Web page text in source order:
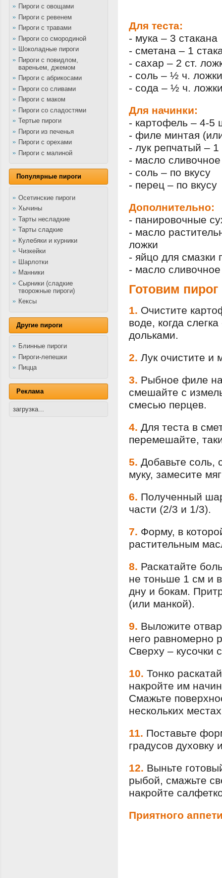
Пироги с овощами
Пироги с ревенем
Пироги с травами
Пироги со смородиной
Шоколадные пироги
Пироги с повидлом,
вареньем, джемом
Пироги с абрикосами
Пироги со сливами
Пироги с маком
Пироги со сладостями
Тертые пироги
Пироги из печенья
Пироги с орехами
Пироги с малиной
Популярные пироги
Осетинские пироги
Хычины
Тарты несладкие
Тарты сладкие
Кулебяки и курники
Чизкейки
Шарлотки
Манники
Сырники (сладкие
творожные пироги)
Кексы
Другие пироги
Блинные пироги
Пироги-лепешки
Пицца
Реклама
загрузка...
Для теста:
- мука – 3 стакана
- сметана – 1
- сахар – 2 ст.
- соль – ½ ч. ложки
- сода – ½ ч.
Для начинки:
- картофель – 4-5
- филе минтая
- лук репчатый –
- масло
- соль – по вкусу
- перец – по вкусу
Дополнительно:
- панировочные
- масло
ложки
- яйцо для смазки
- масло сливочное
Готовим
1. Очистите
воде, когда
дольками.
2. Лук очистите и
3. Рыбное филе
смешайте с
смесью перцев.
4. Для теста в
перемешайте,
5. Добавьте соль,
муку, замесите
6. Полученный
части (2/3 и 1/3).
7. Форму, в
растительным
8. Раскатайте
не тоньше 1 см и
дну и бокам.
(или манкой).
9. Выложите
него равномерно
Сверху – кусочки
10. Тонко
накройте им
Смажьте
нескольких
11. Поставьте
градусов духовку
12. Выньте
рыбой, смажьте
накройте
Приятного